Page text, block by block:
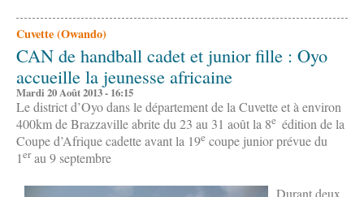
Cuvette (Owando)
CAN de handball cadet et junior fille : Oyo
accueille la jeunesse africaine
Mardi 20 Août 2013 - 16:15
Le district d’Oyo dans le département de la Cuvette et à environ
400km de Brazzaville abrite du 23 au 31 août la 8e édition de la
Coupe d’Afrique cadette avant la 19e coupe junior prévue du
1erau 9 septembre
Durant deux